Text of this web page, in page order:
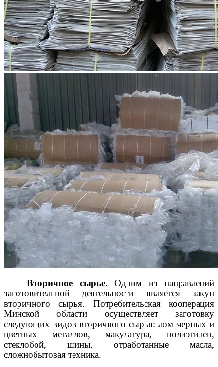
Вторичное сырье. Одним из направлений
заготовительной деятельности является закуп
вторичного сырья. Потребительская кооперация
Минской области осуществляет заготовку
следующих видов вторичного сырья: лом черных и
цветных металлов, макулатура, полиэтилен,
стеклобой, шины, отработанные масла,
сложнобытовая техника.